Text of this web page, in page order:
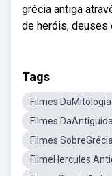
grécia antiga
de heróis, deuses
Tags
Filmes
Filmes
Filmes
FilmeHercules